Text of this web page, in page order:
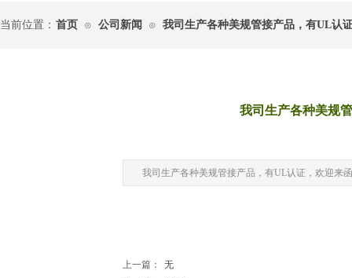
当前位置： 首页 ⊙ 公司新闻 ⊙ 我司生产各种美规管接产品，有UL认
我司生产各种美规
我司生产各种美规管接产品，有UL认证，欢迎来
上一篇：
无